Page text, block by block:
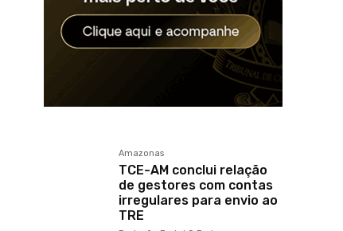
Amazonas
TCE-AM conclui relação
de gestores com contas
irregulares para envio ao
TRE